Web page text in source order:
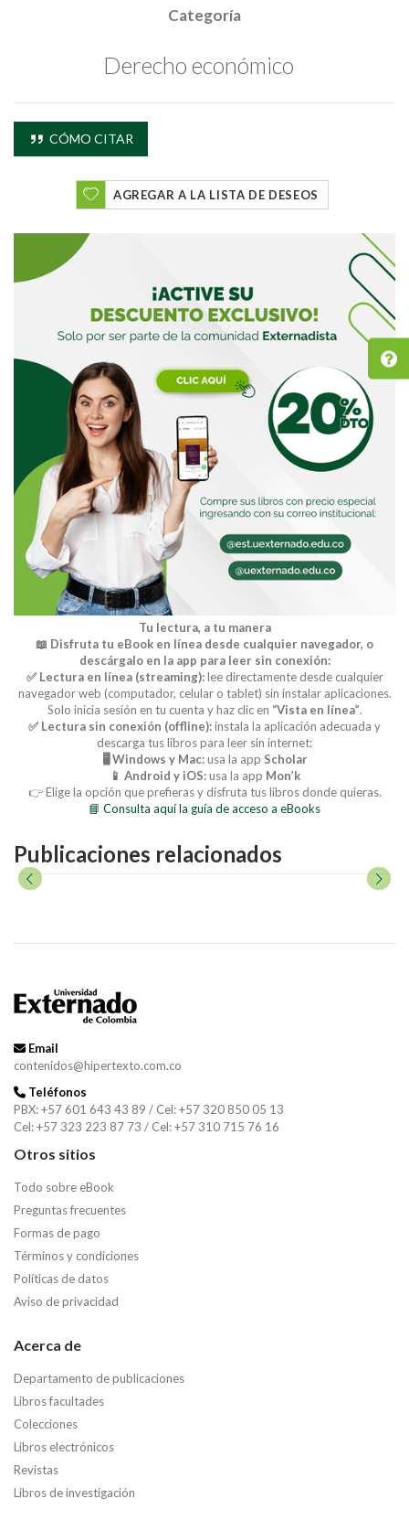
Categoría
Derecho económico
CÓMO CITAR
AGREGAR A LA LISTA DE DESEOS
Tu lectura, a tu manera
📖 Disfruta tu eBook en línea desde cualquier navegador, o
descárgalo en la app para leer sin conexión:
✅ Lectura en línea (streaming):lee directamente desde cualquier
navegador web (computador, celular o tablet) sin instalar aplicaciones.
Solo inicia sesión en tu cuenta y haz clic en “Vista en línea”.
✅ Lectura sin conexión (offline):instala la aplicación adecuada y
descarga tus libros para leer sin internet:
🖥️ Windows y Mac:usa la app Scholar
📱 Android y iOS:usa la app Mon’k
👉 Elige la opción que prefieras y disfruta tus libros donde quieras.
📘 Consulta aquí la guía de acceso a eBooks
Publicaciones relacionados
Email
contenidos@hipertexto.com.co
Teléfonos
PBX: +57 601 643 43 89 / Cel: +57 320 850 05 13
Cel: +57 323 223 87 73 / Cel: +57 310 715 76 16
Otros sitios
Todo sobre eBook
Preguntas frecuentes
Formas de pago
Términos y condiciones
Políticas de datos
Aviso de privacidad
Acerca de
Departamento de publicaciones
Libros facultades
Colecciones
Libros electrónicos
Revistas
Libros de investigación